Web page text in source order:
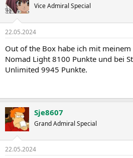
Vice Admiral Special
22.05.2024
Out of the Box habe ich mit meinem
Nomad Light 8100 Punkte und bei
Unlimited 9945 Punkte.
Sje8607
Grand Admiral Special
22.05.2024